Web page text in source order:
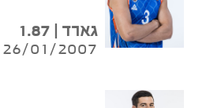
גארד | 1.87
26/01/2007